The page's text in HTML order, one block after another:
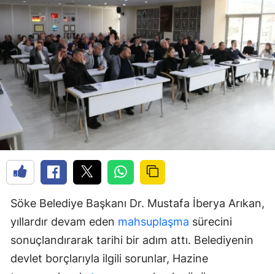
Söke Belediye Başkanı Dr. Mustafa İberya Arıkan,
yıllardır devam eden mahsuplaşma sürecini
sonuçlandırarak tarihi bir adım attı. Belediyenin
devlet borçlarıyla ilgili sorunlar, Hazine